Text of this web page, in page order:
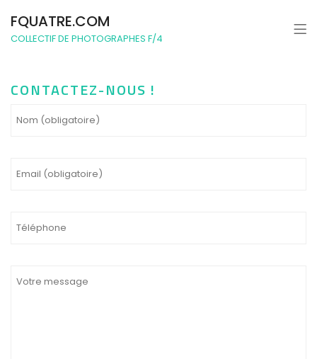
FQUATRE.COM
COLLECTIF DE PHOTOGRAPHES F/4
CONTACTEZ-NOUS !